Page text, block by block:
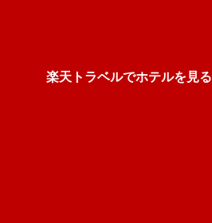
楽天トラベルでホテルを見る